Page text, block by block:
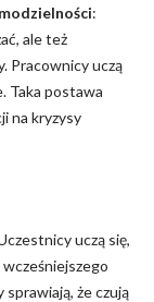
:
ale też
Pracownicy uczą
Taka postawa
na kryzysy
uczą się,
że czują